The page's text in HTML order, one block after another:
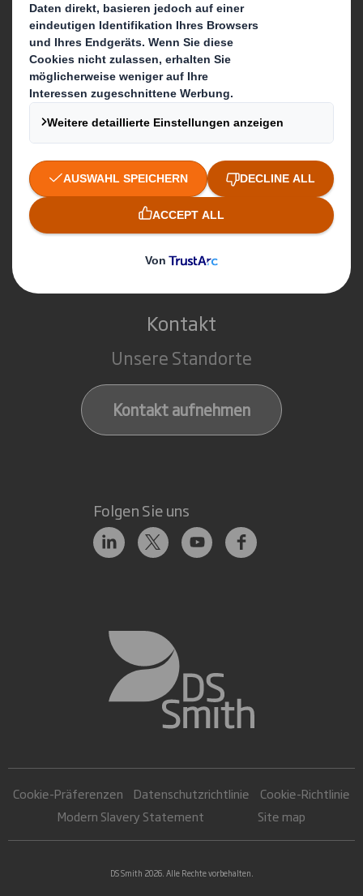
Media
Karriere
Was wir tun
Produkte
Point of Sales Display Lösungen
Märkte
Service
Kontakt
Unsere Standorte
Kontakt aufnehmen
Folgen Sie uns
Cookie-Präferenzen Datenschutzrichtlinie
Cookie-Richtlinie
Modern Slavery Statement
Site map
DS Smith 2026. Alle Rechte vorbehalten.